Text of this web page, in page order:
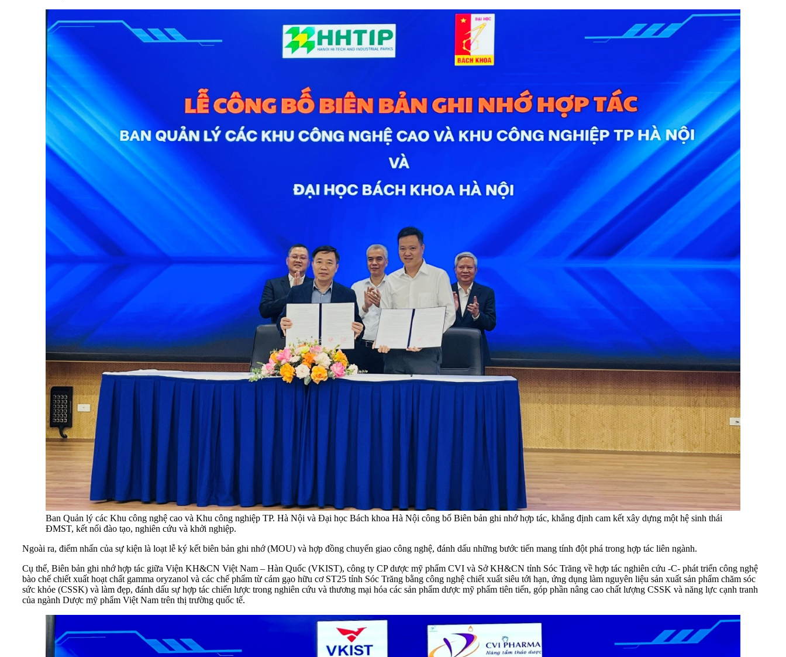
Ban Quản lý các Khu công nghệ cao và Khu công nghiệp TP. Hà Nội và Đại học Bách khoa Hà Nội công bố Biên bản ghi nhớ hợp tác, khẳng định cam kết xây dựng một hệ sinh thái
ĐMST, kết nối đào tạo, nghiên cứu và khởi nghiệp.
Ngoài ra, điểm nhấn của sự kiện là loạt lễ ký kết biên bản ghi nhớ (MOU) và hợp đồng chuyển giao công nghệ, đánh dấu những bước tiến mang tính đột phá trong hợp tác liên ngành.
Cụ thể, Biên bản ghi nhớ hợp tác giữa Viện KH&CN Việt Nam – Hàn Quốc (VKIST), công ty CP dược mỹ phẩm CVI và Sở KH&CN tỉnh Sóc Trăng về hợp tác nghiên cứu -C- phát triển công nghệ
bào chế chiết xuất hoạt chất gamma oryzanol và các chế phẩm từ cám gạo hữu cơ ST25 tỉnh Sóc Trăng bằng công nghệ chiết xuất siêu tới hạn, ứng dụng làm nguyên liệu sản xuất sản phẩm chăm sóc
sức khỏe (CSSK) và làm đẹp, đánh dấu sự hợp tác chiến lược trong nghiên cứu và thương mại hóa các sản phẩm dược mỹ phẩm tiên tiến, góp phần nâng cao chất lượng CSSK và năng lực cạnh tranh
của ngành Dược mỹ phẩm Việt Nam trên thị trường quốc tế.